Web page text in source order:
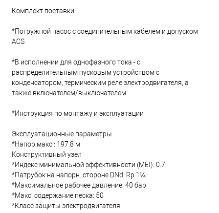
Комплект поставки:
*Погружной насос с соединительным кабелем и допуском
ACS
*В исполнении для однофазного тока - с
распределительным пусковым устройством с
конденсатором, термическим реле электродвигателя, а
также включателем/выключателем
*Инструкция по монтажу и эксплуатации
Эксплуатационные параметры
*Напор макс.: 197.8 м
Конструктивный узел
*Индекс минимальной эффективности (MEI): 0.7
*Патрубок на напорн. стороне DNd: Rp 1¼
*Максимальное рабочее давление: 40 бар
*Макс. содержание песка: 50
*Класс защиты электродвигателя: